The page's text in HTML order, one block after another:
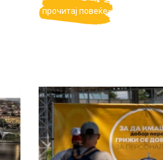
прочитај повеќе